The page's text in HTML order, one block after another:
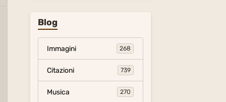
Blog
Immagini 268
Citazioni 739
Musica 270